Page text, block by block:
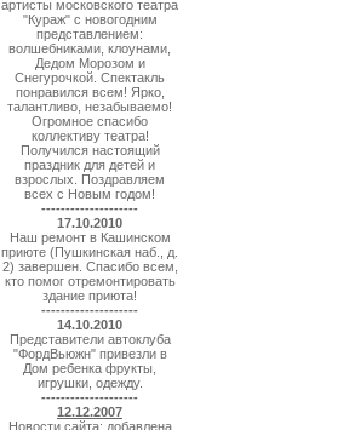
артисты московского театра
"Кураж" с новогодним
представлением:
волшебниками, клоунами,
Дедом Морозом и
Снегурочкой. Спектакль
понравился всем! Ярко,
талантливо, незабываемо!
Огромное спасибо
коллективу театра!
Получился настоящий
праздник для детей и
взрослых. Поздравляем
всех с Новым годом!
--------------------
17.10.2010
Наш ремонт в Кашинском
приюте (Пушкинская наб., д.
2) завершен. Спасибо всем,
кто помог отремонтировать
здание приюта!
--------------------
14.10.2010
Представители автоклуба
"ФордВьюжн" привезли в
Дом ребенка фрукты,
игрушки, одежду.
--------------------
12.12.2007
Новости сайта: добавлена